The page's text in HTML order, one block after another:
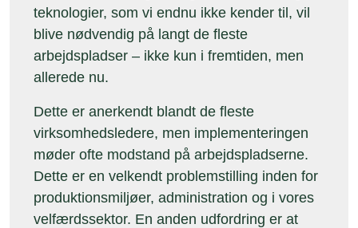
teknologier, som vi endnu ikke kender til, vil
blive nødvendig på langt de fleste
arbejdspladser – ikke kun i fremtiden, men
allerede nu.
Dette er anerkendt blandt de fleste
virksomhedsledere, men implementeringen
møder ofte modstand på arbejdspladserne.
Dette er en velkendt problemstilling inden for
produktionsmiljøer, administration og i vores
velfærdssektor. En anden udfordring er at